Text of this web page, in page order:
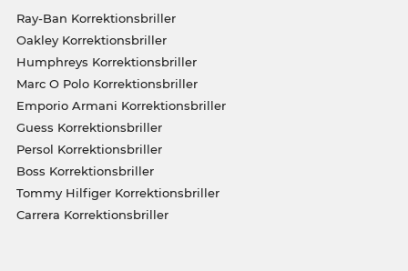
Ray-Ban Korrektionsbriller
Oakley Korrektionsbriller
Humphreys Korrektionsbriller
Marc O Polo Korrektionsbriller
Emporio Armani Korrektionsbriller
Guess Korrektionsbriller
Persol Korrektionsbriller
Boss Korrektionsbriller
Tommy Hilfiger Korrektionsbriller
Carrera Korrektionsbriller